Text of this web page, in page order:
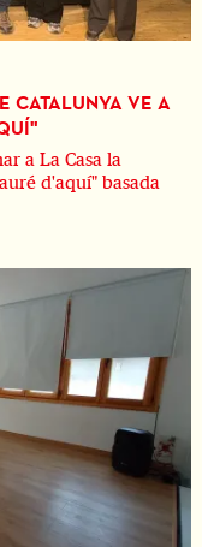
CATALUNYA VE A
a La Casa la
d'aquí" basada